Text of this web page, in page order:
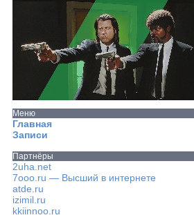
Меню
Главная
Записи
Партнёры
2uha.net
7ooo.ru — Высший в интернете
atde.ru
izimil.ru
kkiinnoo.ru